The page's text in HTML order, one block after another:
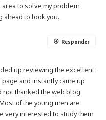
to solve my problem.
ahead to look you.
up reviewing the excellent
and instantly came up
not thanked the web blog
of the young men are
very interested to study them
Responder